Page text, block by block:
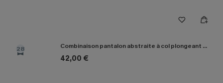
28 Combinaison pantalon abstraite à col plongeant et jambe large
42,00 €